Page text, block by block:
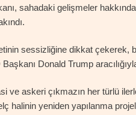
sahadaki gelişmeler
sessizliğine dikkat çekerek,
Donald Trump
ve askeri çıkmazın her türlü
halinin yeniden yapılanma